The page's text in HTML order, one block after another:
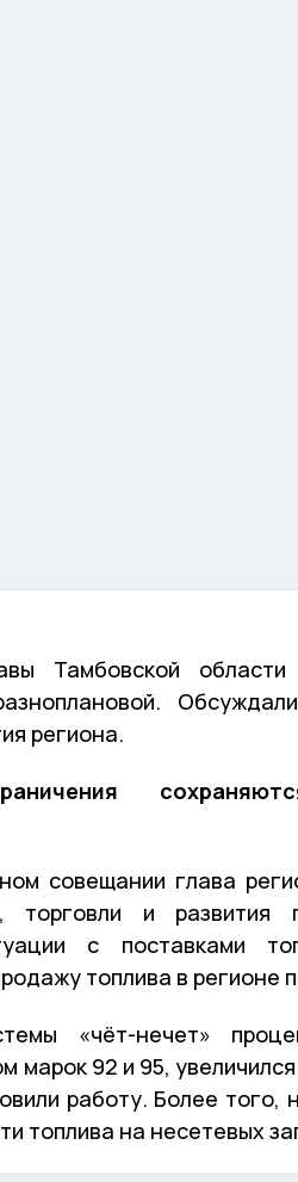
Тамбовской области
региона.
совещании глава
торговли и развития
с поставками
топлива в регионе
«чёт-нечет»
марок 92 и 95,
работу. Более
топлива на несетевых